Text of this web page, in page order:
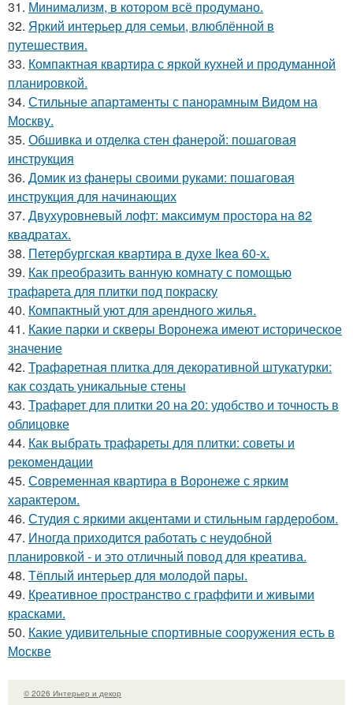
31. Минимализм, в котором всё продумано.
32. Яркий интерьер для семьи, влюблённой в
путешествия.
33. Компактная квартира с яркой кухней и продуманной
планировкой.
34. Стильные апартаменты с панорамным Видом на
Москву.
35. Обшивка и отделка стен фанерой: пошаговая
инструкция
36. Домик из фанеры своими руками: пошаговая
инструкция для начинающих
37. Двухуровневый лофт: максимум простора на 82
квадратах.
38. Петербургская квартира в духе Ikea 60-х.
39. Как преобразить ванную комнату с помощью
трафарета для плитки под покраску
40. Компактный уют для арендного жилья.
41. Какие парки и скверы Воронежа имеют историческое
значение
42. Трафаретная плитка для декоративной штукатурки:
как создать уникальные стены
43. Трафарет для плитки 20 на 20: удобство и точность в
облицовке
44. Как выбрать трафареты для плитки: советы и
рекомендации
45. Современная квартира в Воронеже с ярким
характером.
46. Студия с яркими акцентами и стильным гардеробом.
47. Иногда приходится работать с неудобной
планировкой - и это отличный повод для креатива.
48. Тёплый интерьер для молодой пары.
49. Креативное пространство с граффити и живыми
красками.
50. Какие удивительные спортивные сооружения есть в
Москве
© 2026 Интерьер и декор